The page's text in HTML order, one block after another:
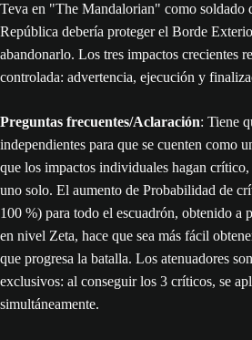
Teva en "The Mandalorian" como soldado
República debería proteger el Borde
abandonarlo. Los tres impactos crecientes
controlada: advertencia, ejecución y
Preguntas frecuentes/Aclaración: Tiene
independientes para que se cuenten como
que los impactos individuales hagan
uno solo. El aumento de Probabilidad de
100 %) para todo el escuadrón, obtenido a
en nivel Zeta, hace que sea más fácil
que progresa la batalla. Los atenuadores
exclusivos: al conseguir los 3 críticos, se
simultáneamente.